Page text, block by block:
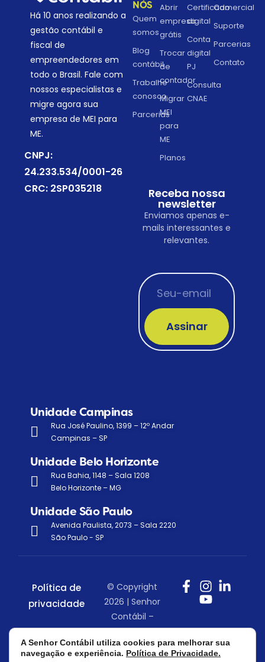
Há 10 anos realizando a
gestão contábil e
fiscal de
empreendedores em
todo o Brasil. Fale com
nossos especialistas e
migre agora sua
empresa de MEI para
ME.
CNPJ:
24.233.534/0001-26
CRC: 2SP035218
NÓS
Quem
somos
Blog
contábil
Trabalhe
conosco
Parcerias
Abrir
empresa
grátis
Trocar
de
contador
Migrar
MEI
para
ME
Planos
Certificado
digital
Conta
digital
PJ
Consulta
CNAE
Comercial
Suporte
Parcerias
Contato
Receba nossa
newsletter
Enviamos apenas e-
mails interessantes e
relevantes.
Assinar
Unidade Campinas
Rua José Paulino, 1399 – 12º Andar
Campinas – SP
Unidade Belo Horizonte
Rua Bahia, 1148 – Sala 1208
Belo Horizonte – MG
Unidade São Paulo
Avenida Paulista, 2073 – Sala 2220
São Paulo - SP
Política de
privacidade
© Copyright
2026 | Senhor
Contábil –
Todos os
direitos
A Senhor Contábil utiliza cookies para melhorar sua
navegação e experiência. Política de Privacidade.